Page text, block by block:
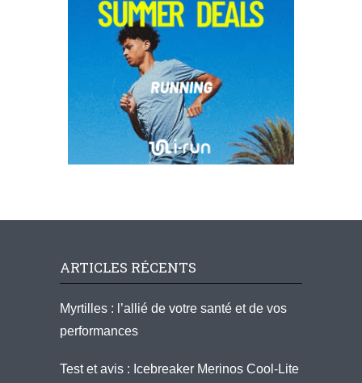
ARTICLES RÉCENTS
Myrtilles : l’allié de votre santé et de vos
performances
Test et avis : Icebreaker Merinos Cool-Lite